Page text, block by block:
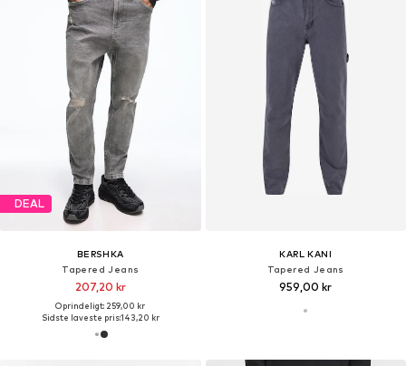
DEAL
BERSHKA
Tapered Jeans
207,20 kr
Oprindeligt: 259,00 kr
Sidste laveste pris:143,20 kr
KARL KANI
Tapered Jeans
959,00 kr